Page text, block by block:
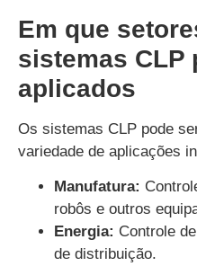
Em que
sistemas CLP
aplicados
Os sistemas CLP pode
variedade de aplicações
Manufatura:
robôs e outros
Energia: Controle
de distribuição.